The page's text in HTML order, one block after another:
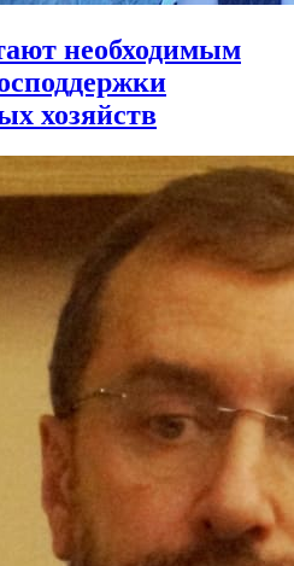
необходимым
хозяйств